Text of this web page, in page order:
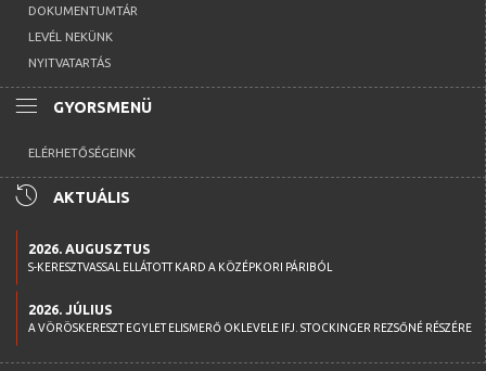
DOKUMENTUMTÁR
LEVÉL NEKÜNK
NYITVATARTÁS
menu GYORSMENÜ
ELÉRHETŐSÉGEINK
history AKTUÁLIS
2026. AUGUSZTUS
S-KERESZTVASSAL ELLÁTOTT KARD A KÖZÉPKORI PÁRIBÓL
2026. JÚLIUS
A VÖRÖSKERESZT EGYLET ELISMERŐ OKLEVELE IFJ. STOCKINGER REZSŐNÉ RÉSZÉRE